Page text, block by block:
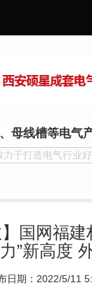
母线槽等电气
力于打造电气行业
】国网福
”新高度
日期：2022/5/11